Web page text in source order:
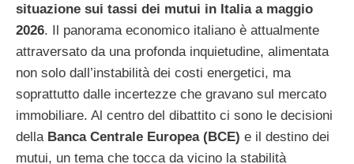
situazione sui tassi dei mutui in Italia a maggio
2026. Il panorama economico italiano è attualmente
attraversato da una profonda inquietudine, alimentata
non solo dall’instabilità dei costi energetici, ma
soprattutto dalle incertezze che gravano sul mercato
immobiliare. Al centro del dibattito ci sono le decisioni
della Banca Centrale Europea (BCE) e il destino dei
mutui, un tema che tocca da vicino la stabilità